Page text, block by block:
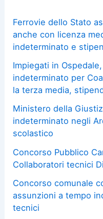
Ferrovie dello Stato
anche con licenza
indeterminato e
Impiegati in
indeterminato per
la terza media,
Ministero della
indeterminato negli
scolastico
Concorso Pubblico
Collaboratori tecnici
Concorso comunale
assunzioni a tempo
tecnici